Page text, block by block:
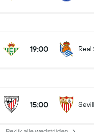
19:00 Real
15:00